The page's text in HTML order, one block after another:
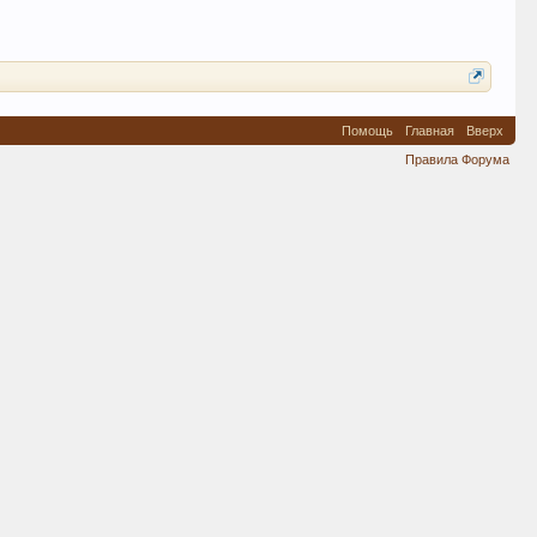
Помощь Главная
Вверх
Правила Форума